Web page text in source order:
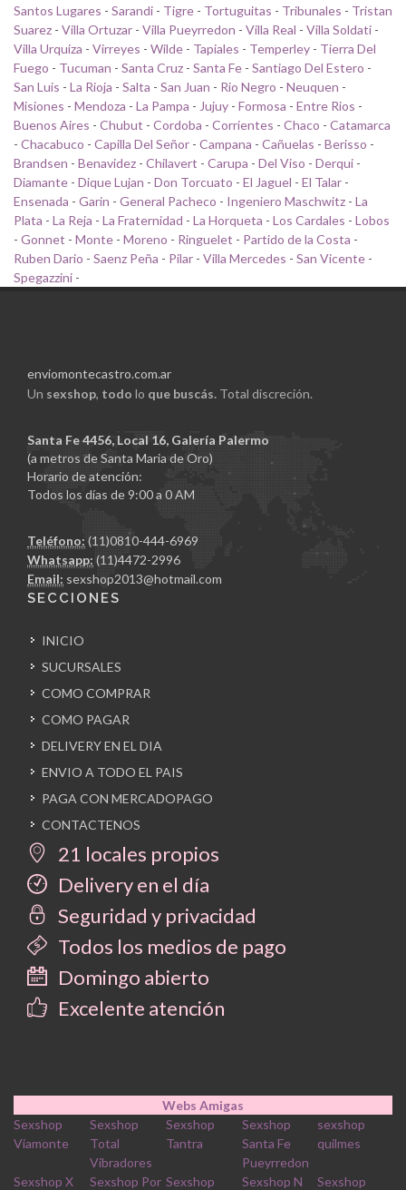
Santos Lugares - Sarandi - Tigre - Tortuguitas - Tribunales - Tristan
Suarez - Villa Ortuzar - Villa Pueyrredon - Villa Real - Villa Soldati -
Villa Urquiza - Virreyes - Wilde - Tapiales - Temperley - Tierra Del
Fuego - Tucuman - Santa Cruz - Santa Fe - Santiago Del Estero -
San Luis - La Rioja - Salta - San Juan - Rio Negro - Neuquen -
Misiones - Mendoza - La Pampa - Jujuy - Formosa - Entre Rios -
Buenos Aires - Chubut - Cordoba - Corrientes - Chaco - Catamarca
- Chacabuco - Capilla Del Señor - Campana - Cañuelas - Berisso -
Brandsen - Benavidez - Chilavert - Carupa - Del Viso - Derqui -
Diamante - Dique Lujan - Don Torcuato - El Jaguel - El Talar -
Ensenada - Garin - General Pacheco - Ingeniero Maschwitz - La
Plata - La Reja - La Fraternidad - La Horqueta - Los Cardales - Lobos
- Gonnet - Monte - Moreno - Ringuelet - Partido de la Costa -
Ruben Dario - Saenz Peña - Pilar - Villa Mercedes - San Vicente -
Spegazzini -
enviomontecastro.com.ar
Un sexshop, todo lo que buscás. Total discreción.
Santa Fe 4456, Local 16, Galería Palermo
(a metros de Santa Maria de Oro)
Horario de atención:
Todos los días de 9:00 a 0 AM
Teléfono: (11)0810-444-6969
Whatsapp: (11)4472-2996
Email: sexshop2013@hotmail.com
SECCIONES
INICIO
SUCURSALES
COMO COMPRAR
COMO PAGAR
DELIVERY EN EL DIA
ENVIO A TODO EL PAIS
PAGA CON MERCADOPAGO
CONTACTENOS
21 locales propios
Delivery en el día
Seguridad y privacidad
Todos los medios de pago
Domingo abierto
Excelente atención
Webs Amigas
Sexshop
Viamonte
Sexshop
Total
Vibradores
Sexshop
Tantra
Sexshop
Santa Fe
Pueyrredon
sexshop
quilmes
Sexshop X
Sexshop Por Sexshop
Sexshop N
Sexshop